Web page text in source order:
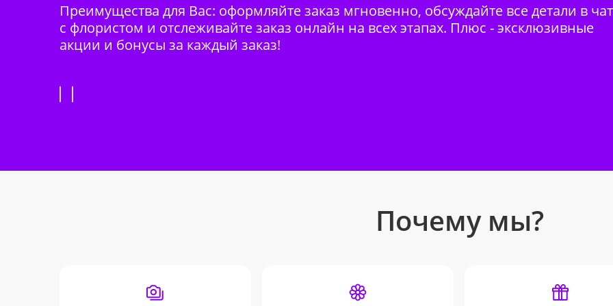
Преимущества для Вас: оформляйте заказ мгновенно, обсуждайте все детали в
с флористом и отслеживайте заказ онлайн на всех этапах. Плюс - эксклюзивные
акции и бонусы за каждый заказ!
Почему мы?